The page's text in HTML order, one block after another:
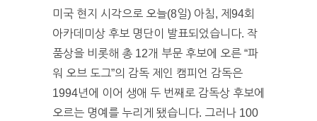
미국 현지 시각으로 오늘(8일) 아침, 제94회
아카데미상 후보 명단이 발표되었습니다. 작
품상을 비롯해 총 12개 부문 후보에 오른 “파
워 오브 도그”의 감독 제인 캠피언 감독은
1994년에 이어 생애 두 번째로 감독상 후보에
오르는 명예를 누리게 됐습니다. 그러나 100